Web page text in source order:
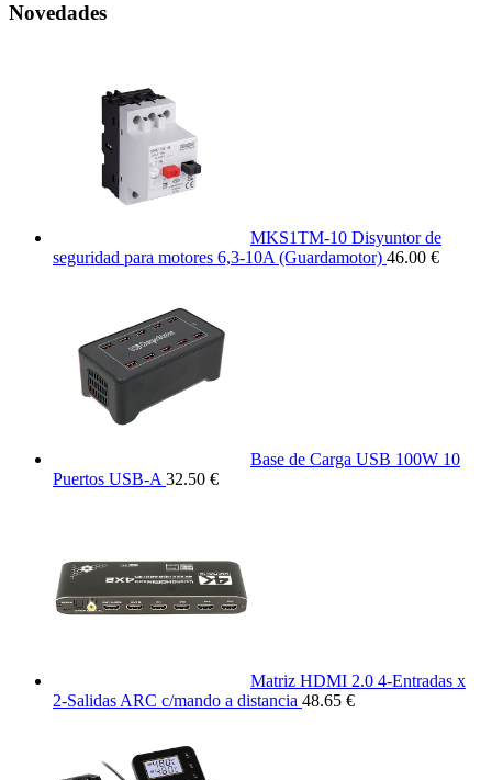
Novedades
MKS1TM-10 Disyuntor de
seguridad para motores 6,3-10A (Guardamotor) 46.00 €
Base de Carga USB 100W 10
Puertos USB-A 32.50 €
Matriz HDMI 2.0 4-Entradas x
2-Salidas ARC c/mando a distancia 48.65 €